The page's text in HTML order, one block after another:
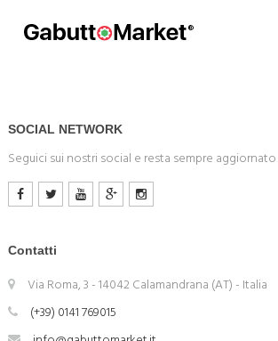
SOCIAL NETWORK
Seguici sui nostri social e resta sempre
Contatti
Via Roma, 3 - 14042 Calamandrana (AT) - Italia
(+39) 0141 769015